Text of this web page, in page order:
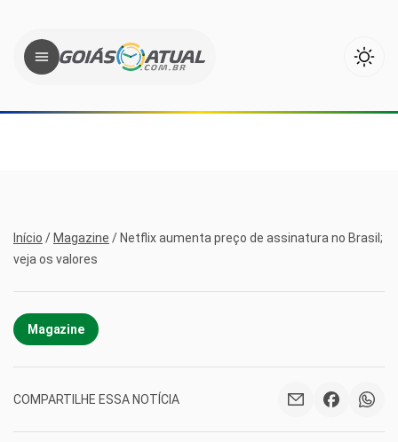
Início / Magazine / Netflix aumenta preço de assinatura no Brasil;
veja os valores
Magazine
COMPARTILHE ESSA NOTÍCIA